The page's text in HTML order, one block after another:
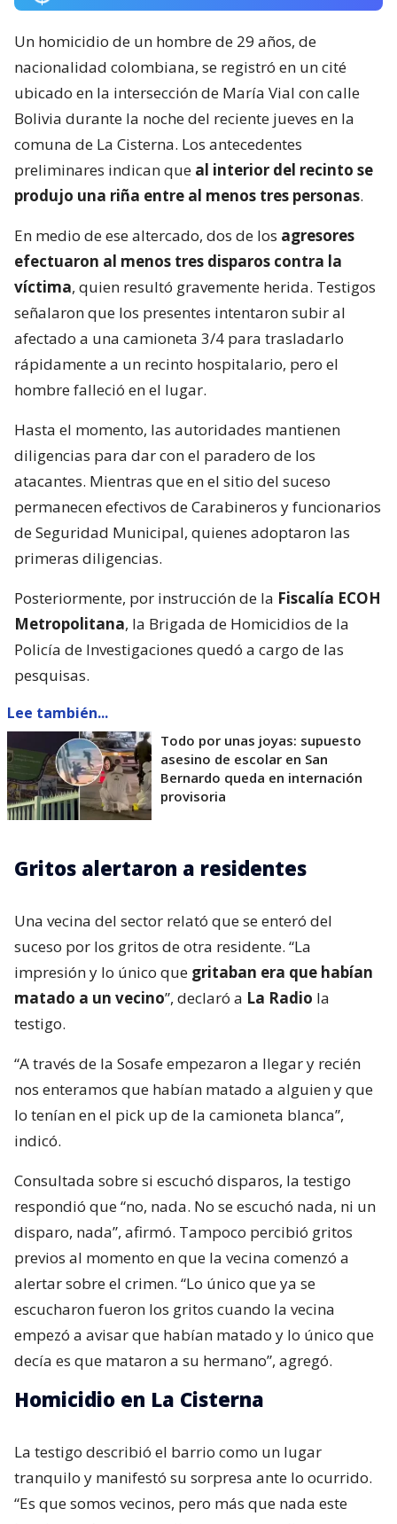
Un homicidio de un hombre de 29 años, de
nacionalidad colombiana, se registró en un cité
ubicado en la intersección de María Vial con calle
Bolivia durante la noche del reciente jueves en la
comuna de La Cisterna. Los antecedentes
preliminares indican que al interior del recinto se
produjo una riña entre al menos tres personas.
En medio de ese altercado, dos de los agresores
efectuaron al menos tres disparos contra la
víctima, quien resultó gravemente herida. Testigos
señalaron que los presentes intentaron subir al
afectado a una camioneta 3/4 para trasladarlo
rápidamente a un recinto hospitalario, pero el
hombre falleció en el lugar.
Hasta el momento, las autoridades mantienen
diligencias para dar con el paradero de los
atacantes. Mientras que en el sitio del suceso
permanecen efectivos de Carabineros y funcionarios
de Seguridad Municipal, quienes adoptaron las
primeras diligencias.
Posteriormente, por instrucción de la Fiscalía ECOH
Metropolitana, la Brigada de Homicidios de la
Policía de Investigaciones quedó a cargo de las
pesquisas.
Lee también...
Todo por unas joyas: supuesto
asesino de escolar en San
Bernardo queda en internación
provisoria
Gritos alertaron a residentes
Una vecina del sector relató que se enteró del
suceso por los gritos de otra residente. “La
impresión y lo único que gritaban era que habían
matado a un vecino”, declaró a La Radio la
testigo.
“A través de la Sosafe empezaron a llegar y recién
nos enteramos que habían matado a alguien y que
lo tenían en el pick up de la camioneta blanca”,
indicó.
Consultada sobre si escuchó disparos, la testigo
respondió que “no, nada. No se escuchó nada, ni un
disparo, nada”, afirmó. Tampoco percibió gritos
previos al momento en que la vecina comenzó a
alertar sobre el crimen. “Lo único que ya se
escucharon fueron los gritos cuando la vecina
empezó a avisar que habían matado y lo único que
decía es que mataron a su hermano”, agregó.
Homicidio en La Cisterna
La testigo describió el barrio como un lugar
tranquilo y manifestó su sorpresa ante lo ocurrido.
“Es que somos vecinos, pero más que nada este